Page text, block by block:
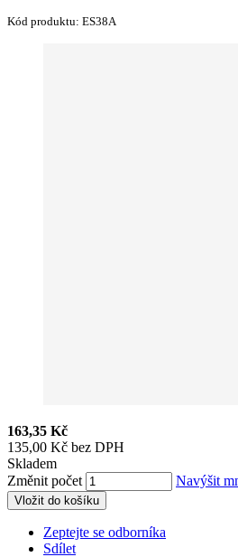
Kód produktu: ES38A
163,35 Kč
135,00 Kč bez DPH
Skladem
Změnit počet
Navýšit
Vložit do košíku
Zeptejte se odborníka
Sdílet